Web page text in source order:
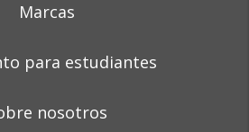
Marcas
para estudiantes
nosotros